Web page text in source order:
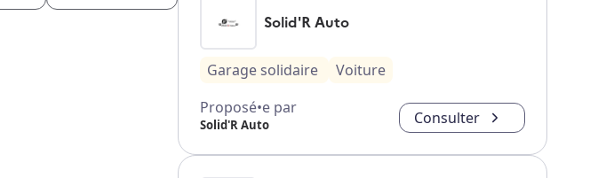
Solid'R Auto
Garage solidaire
Voiture
Proposé•e par
Solid'R Auto Consulter